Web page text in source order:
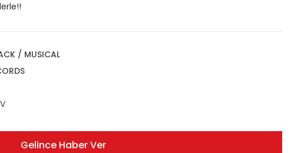
/ MUSICAL
Gelince Haber Ver